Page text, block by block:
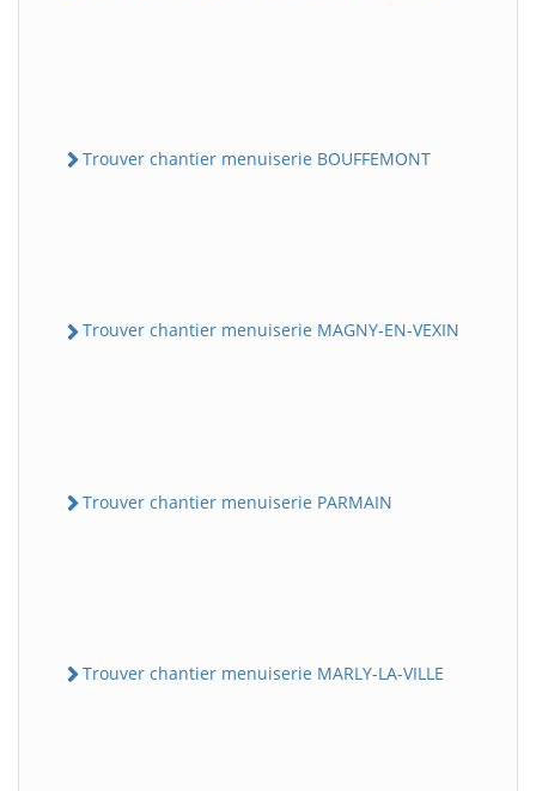
Trouver chantier menuiserie BOUFFEMONT
Trouver chantier menuiserie MAGNY-EN-VEXIN
Trouver chantier menuiserie PARMAIN
Trouver chantier menuiserie MARLY-LA-VILLE